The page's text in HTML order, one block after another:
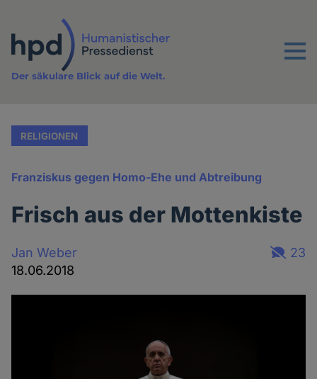
Inhalt
Menu
Der säkulare Blick auf die Welt.
RELIGIONEN
Franziskus gegen Homo-Ehe und Abtreibung
Frisch aus der Mottenkiste
Jan Weber
18.06.2018
23